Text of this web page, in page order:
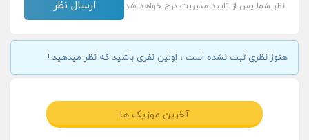
نظر شما پس از تایید مدیریت درج خواهد شد
هنوز نظری ثبت نشده است ، اولین نفری باشید که نظر میدهید !
آخرین موزیک ها